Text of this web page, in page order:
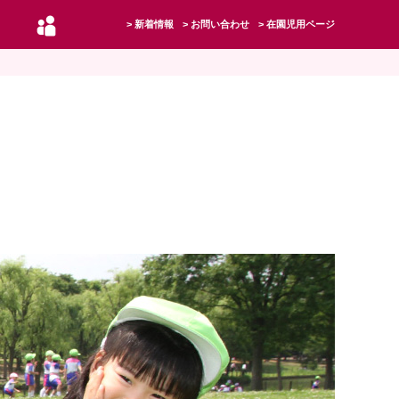
新着情報 お問い合わせ 在園児用ページ